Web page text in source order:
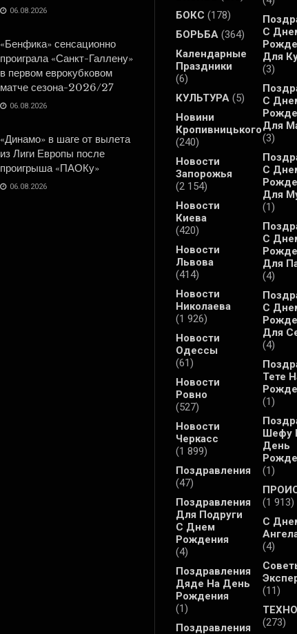
06.08.2026
«Бенфика» сенсационно
проиграла «Санкт-Галлену»
в первом еврокубковом
матче сезона-2026/27
06.08.2026
«Динамо» в шаге от вылета
из Лиги Европы после
проигрыша «ПАОКу»
06.08.2026
БОКС (178)
БОРЬБА (364)
Календарные
Праздники
(6)
КУЛЬТУРА (5)
Новини
Кропивницького
(240)
Новости
Запорожья
(2 154)
Новости
Киева
(420)
Новости
Львова
(414)
Новости
Николаева
(1 926)
Новости
Одессы
(61)
Новости
Ровно
(527)
Новости
Черкасс
(1 899)
Поздравления
(47)
Поздравления
Для Подруги
С Днем
Рождения
(4)
Поздравления
Дяде На День
Рождения
(1)
Поздравления
С
Для
(3)
С
Для
(3)
С
Для
(1)
С
Для
(4)
С
Для
(4)
Тете
(1)
Шефу
День
(1)
(1 913)
С
(4)
(11)
(273)